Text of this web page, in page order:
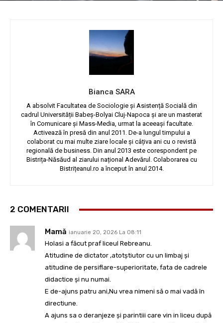
Bianca SARA
A absolvit Facultatea de Sociologie și Asistență Socială din
cadrul Universității Babeș-Bolyai Cluj-Napoca și are un masterat
în Comunicare și Mass-Media, urmat la aceeași facultate.
Activează în presă din anul 2011. De-a lungul timpului a
colaborat cu mai multe ziare locale și câțiva ani cu o revistă
regională de business. Din anul 2013 este corespondent pe
Bistrița-Năsăud al ziarului național Adevărul. Colaborarea cu
Bistrițeanul.ro a început în anul 2014.
2 COMENTARII
Mamă ianuarie 20, 2026 La 08:11
Holasi a făcut praf liceul Rebreanu.
Atitudine de dictator ,atotștiutor cu un limbaj și
atitudine de persiflare-superioritate, fata de cadrele
didactice și nu numai.
E de-ajuns patru ani,Nu vrea nimeni să o mai vadă în
directiune.
A ajuns sa o deranjeze și parintiii care vin in liceu după